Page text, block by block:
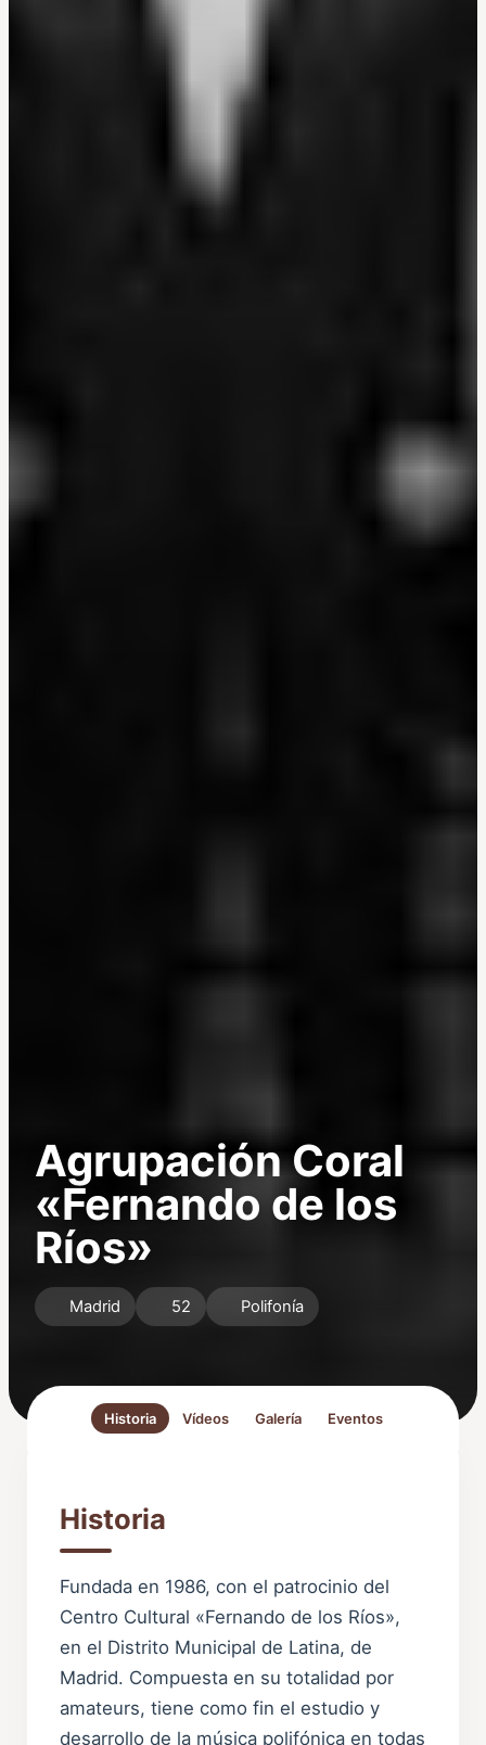
Agrupación Coral
«Fernando de los
Ríos»
Madrid 52 Polifonía
Historia Vídeos Galería Eventos
Historia
Fundada en 1986, con el patrocinio del
Centro Cultural «Fernando de los Ríos»,
en el Distrito Municipal de Latina, de
Madrid. Compuesta en su totalidad por
amateurs, tiene como fin el estudio y
desarrollo de la música polifónica en todas